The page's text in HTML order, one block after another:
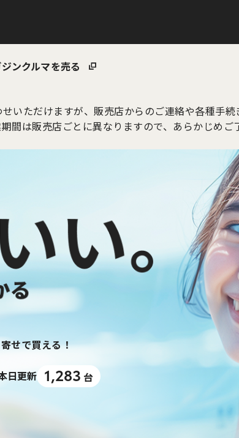
ンクルマを売る
いただけますが、販売店からのご連絡や各種手
間は販売店ごとに異なりますので、あらかじめご
せで買える！
日更新 1,283 台